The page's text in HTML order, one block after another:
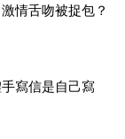
情舌吻被捉包？
寫信是自己寫